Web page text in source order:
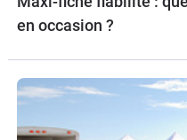
en occasion ?